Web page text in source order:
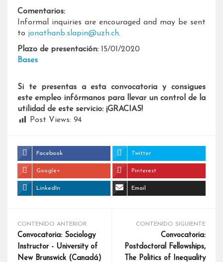
Comentarios:
Informal inquiries are encouraged and may be sent
to jonathanb.slapin@uzh.ch.
Plazo de presentación: 15/01/2020
Bases
Si te presentas a esta convocatoria y consigues
este empleo infórmanos para llevar un control de la
utilidad de este servicio: ¡GRACIAS!
Post Views: 94
Facebook Twitter
Google+ Pinterest
LinkedIn Email
CONTENIDO ANTERIOR
Convocatoria: Sociology
Instructor - University of
New Brunswick (Canadá)
CONTENIDO SIGUIENTE
Convocatoria:
Postdoctoral Fellowships,
The Politics of Inequality